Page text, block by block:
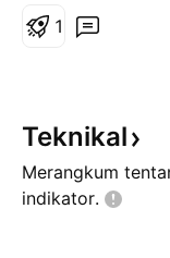
50, kita put
1
Teknikal
Merangkum
indikator.